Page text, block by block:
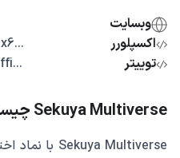
وبسایت
اکسپلورر
...https://etherscan.io/token/0x6
توییتر
...https://twitter.com/sekuyaoffi
Sekuya Multiverse چیست؟